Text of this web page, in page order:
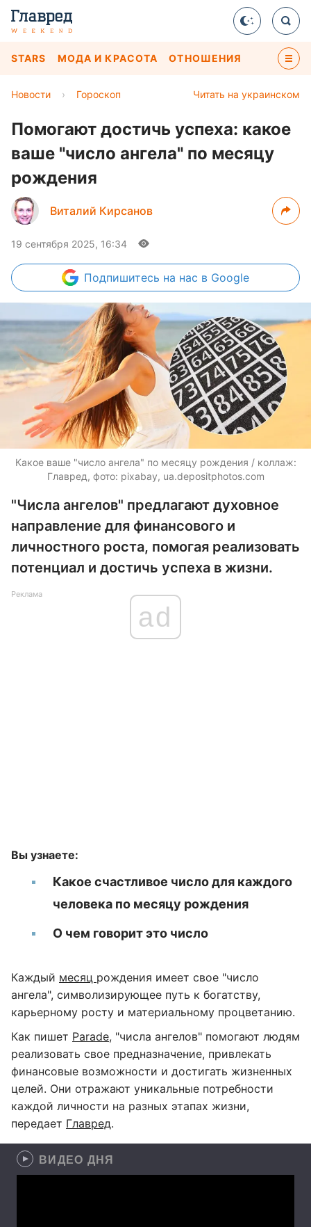
STARS МОДА И КРАСОТА ОТНОШЕНИЯ
Читать на украинском
Новости › Гороскоп
Помогают достичь успеха: какое
ваше "число ангела" по месяцу
рождения
Виталий Кирсанов
19 сентября 2025, 16:34
Подпишитесь на нас в Google
Какое ваше "число ангела" по месяцу рождения / коллаж:
Главред, фото: pixabay, ua.depositphotos.com
"Числа ангелов" предлагают духовное
направление для финансового и
личностного роста, помогая реализовать
потенциал и достичь успеха в жизни.
Реклама
ad
Вы узнаете:
Какое счастливое число для каждого
человека по месяцу рождения
О чем говорит это число
Каждый месяц рождения имеет свое "число
ангела", символизирующее путь к богатству,
карьерному росту и материальному процветанию.
Как пишет Parade, "числа ангелов" помогают людям
реализовать свое предназначение, привлекать
финансовые возможности и достигать жизненных
целей. Они отражают уникальные потребности
каждой личности на разных этапах жизни,
передает Главред.
ВИДЕО ДНЯ